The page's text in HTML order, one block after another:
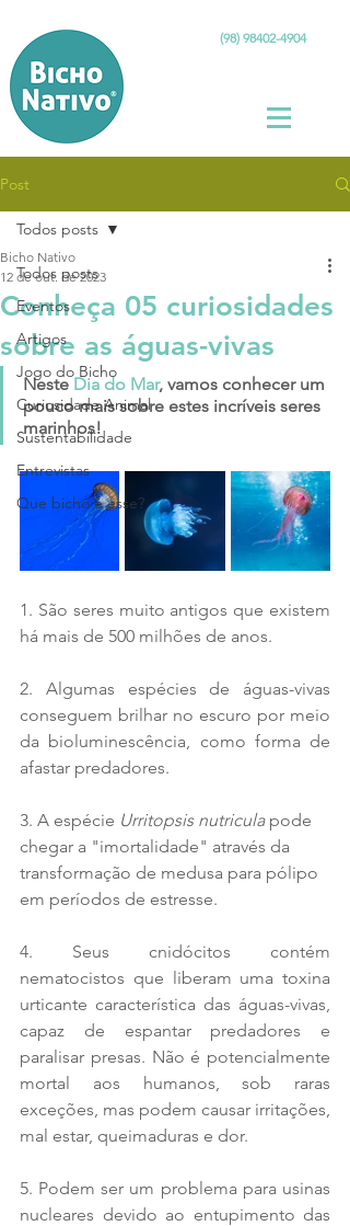
(98) 98402-4904
Post
Todos posts
Eventos
Artigos
Jogo do Bicho
Curiosidade Animal
Sustentabilidade
Entrevistas
Que bicho é esse?
Todos posts
Conheça 05 curiosidades
sobre as águas-vivas
Bicho Nativo
12 de out. de 2023
Neste Dia do Mar, vamos conhecer um
pouco mais sobre estes incríveis seres
marinhos!
1. São seres muito antigos que existem
há mais de 500 milhões de anos.
2. Algumas espécies de águas-vivas
conseguem brilhar no escuro por meio
da bioluminescência, como forma de
afastar predadores.
3. A espécie Urritopsis nutricula pode
chegar a "imortalidade" através da
transformação de medusa para pólipo
em períodos de estresse.
4. Seus cnidócitos contém
nematocistos que liberam uma toxina
urticante característica das águas-vivas,
capaz de espantar predadores e
paralisar presas. Não é potencialmente
mortal aos humanos, sob raras
exceções, mas podem causar irritações,
mal estar, queimaduras e dor.
5. Podem ser um problema para usinas
nucleares devido ao entupimento das